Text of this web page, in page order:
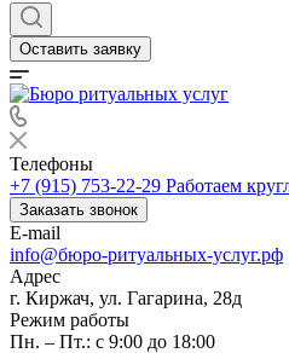
Оставить заявку
Телефоны
+7 (915) 753-22-29 Работаем
Заказать звонок
E-mail
info@бюро-ритуальных-услуг.рф
Адрес
г. Киржач, ул. Гагарина, 28д
Режим работы
Пн. – Пт.: с 9:00 до 18:00